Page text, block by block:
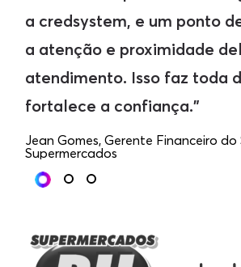
a credsystem, e um ponto
a atenção e proximidade
atendimento. Isso faz toda
fortalece a confiança.”
Jean Gomes, Gerente Financeiro
Supermercados